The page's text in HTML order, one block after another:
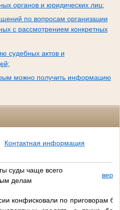
органов и юридических лиц;
по вопросам организации
с рассмотрением конкретных
судебных актов и
можно получить информацию
Контактная информация
суды чаще всего
делам
конфисковали по приговорам